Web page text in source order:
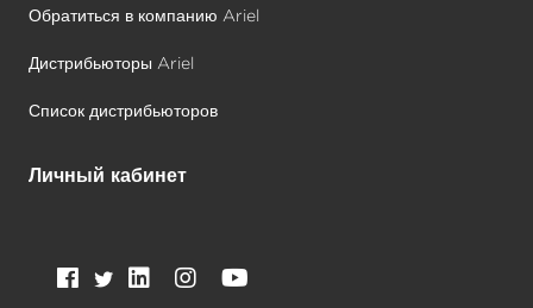
Обратиться в компанию Ariel
Дистрибьюторы Ariel
Список дистрибьюторов
Личный кабинет